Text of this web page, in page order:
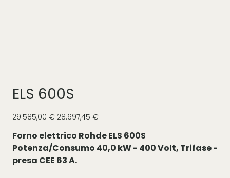
ELS 600S
Prezzo
originale
29.585,00 € Prezzo
scontato
28.697,45 €
Forno elettrico Rohde ELS 600S
Potenza/Consumo 40,0 kW - 400 Volt, Trifase -
presa CEE 63 A.